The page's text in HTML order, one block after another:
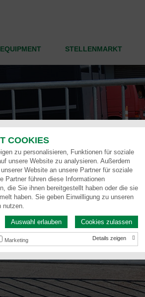
COOKIES
zu personalisieren, Funktionen für soziale
unsere Website zu analysieren. Außerdem
Website an unsere Partner für soziale
Partner führen diese Informationen
die Sie ihnen bereitgestellt haben oder die sie
haben. Sie geben Einwilligung zu unseren
nutzen.
Auswahl erlauben Cookies zulassen
Marketing Details
EQUIPMENT STELLENMARKT